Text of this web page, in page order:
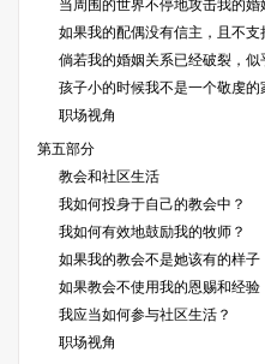
当周围的世界不停地攻击我的婚
如果我的配偶没有信主，且不
倘若我的婚姻关系已经破裂，似
孩子小的时候我不是一个敬虔的
职场视角
第五部分
教会和社区生活
我如何投身于自己的教会中？
我如何有效地鼓励我的牧师？
如果我的教会不是她该有的样
如果教会不使用我的恩赐和经验
我应当如何参与社区生活？
职场视角